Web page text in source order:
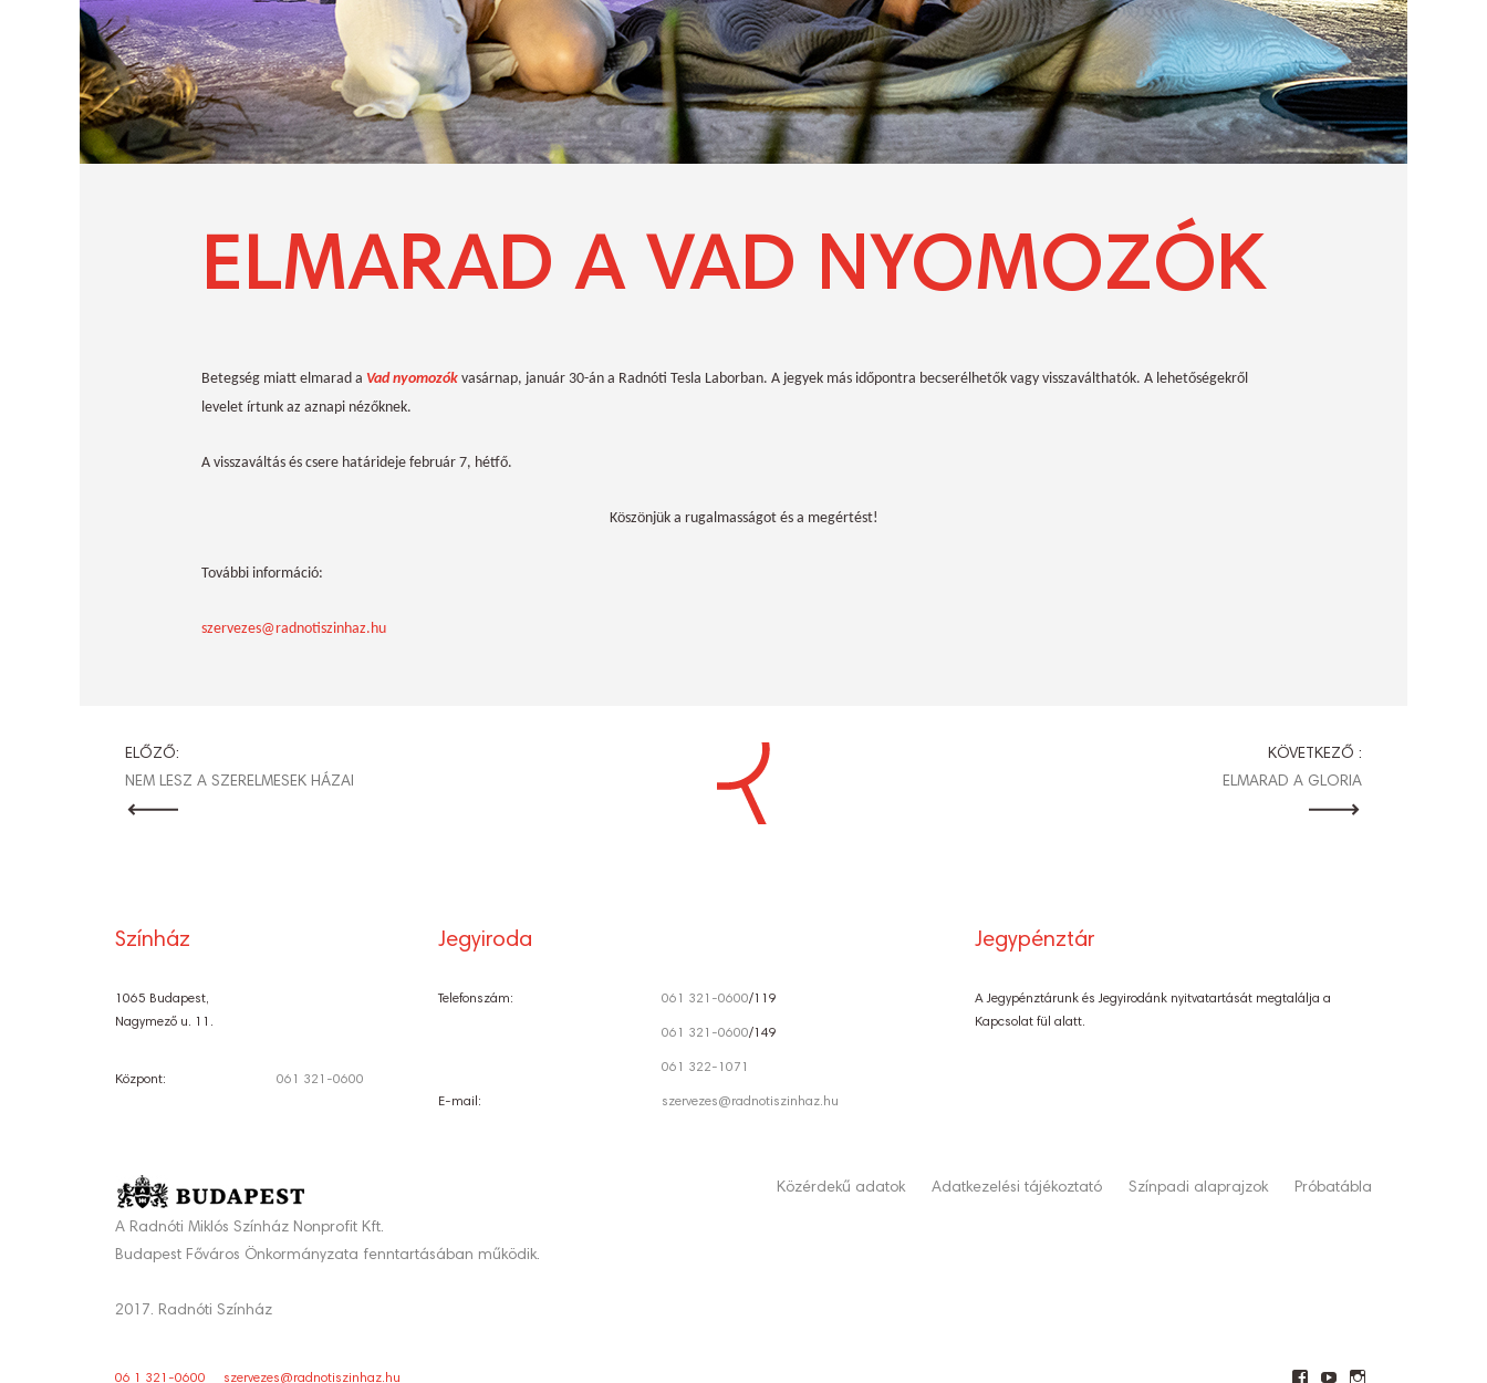
ELMARAD A VAD NYOMOZÓK
Betegség miatt elmarad a Vad nyomozók vasárnap, január 30-án a Radnóti Tesla Laborban. A jegyek más időpontra becserélhetők vagy visszaválthatók. A lehetőségekről
levelet írtunk az aznapi nézőknek.
A visszaváltás és csere határideje február 7, hétfő.
Köszönjük a rugalmasságot és a megértést!
További információ:
szervezes@radnotiszinhaz.hu
BEJEGYZÉS
ELŐZŐ:
NEM LESZ A SZERELMESEK HÁZAI
KÖVETKEZŐ :
ELMARAD A GLORIA
Színház
1065 Budapest,
Nagymező u. 11.
Központ: 061 321-0600
Jegyiroda
Telefonszám: 061 321-0600/119
061 321-0600/149
061 322-1071
E-mail: szervezes@radnotiszinhaz.hu
Jegypénztár
A Jegypénztárunk és Jegyirodánk nyitvatartását megtalálja a
Kapcsolat fül alatt.
A Radnóti Miklós Színház Nonprofit Kft.
Budapest Főváros Önkormányzata fenntartásában működik.
2017. Radnóti Színház
Közérdekű adatok Adatkezelési tájékoztató Színpadi alaprajzok Próbatábla
06 1 321-0600 szervezes@radnotiszinhaz.hu